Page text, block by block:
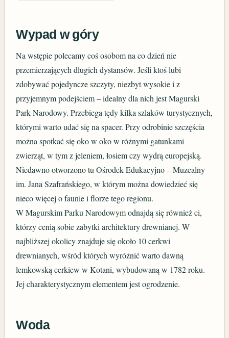
Wypad w góry
Na wstępie polecamy coś osobom na co dzień nie
przemierzających długich dystansów. Jeśli ktoś lubi
zdobywać pojedyncze szczyty, niezbyt wysokie i z
przyjemnym podejściem – idealny dla nich jest Magurski
Park Narodowy. Przebiega tędy kilka szlaków turystycznych,
którymi warto udać się na spacer. Przy odrobinie szczęścia
można spotkać się oko w oko w różnymi gatunkami
zwierząt, w tym z jeleniem, łosiem czy wydrą europejską.
Niedawno otworzono tu Ośrodek Edukacyjno – Muzealny
im. Jana Szafrańskiego, w którym można dowiedzieć się
nieco więcej o faunie i florze tego regionu.
W Magurskim Parku Narodowym odnajdą się również ci,
którzy cenią sobie zabytki architektury drewnianej. W
najbliższej okolicy znajduje się około 10 cerkwi
drewnianych, wśród których wyróżnić warto dawną
łemkowską cerkiew w Kotani, wybudowaną w 1782 roku.
Jej charakterystycznym elementem jest ogrodzenie.
Woda